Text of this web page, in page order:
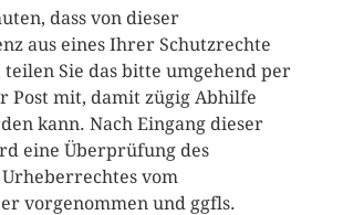
dass von dieser
aus eines Ihrer Schutzrechte
Sie das bitte umgehend per
Post mit, damit zügig Abhilfe
kann. Nach Eingang dieser
eine Überprüfung des
vom
vorgenommen und ggfls.